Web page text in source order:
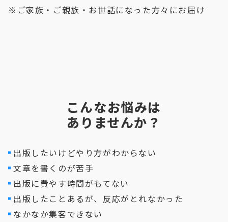
※ご家族・ご親族・お世話になった方々にお届け
こんなお悩みは
ありませんか？
出版したいけどやり方がわからない
文章を書くのが苦手
出版に費やす時間がもてない
出版したことあるが、反応がとれなかった
なかなか集客できない